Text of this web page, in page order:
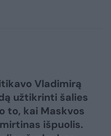
Vladimirą
užtikrinti šalies
to, kai Maskvos
išpuolis.